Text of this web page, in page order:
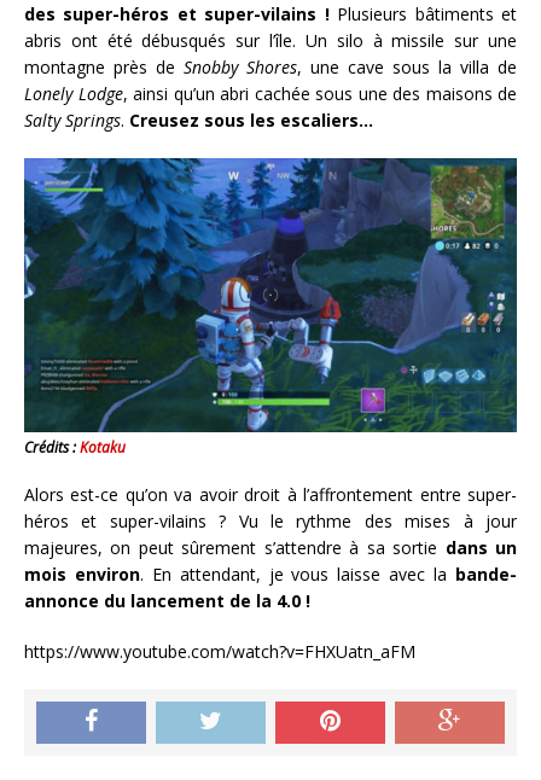
des super-héros et super-vilains !Plusieurs bâtiments et
abris ont été débusqués sur l’île. Un silo à missile sur une
montagne près de Snobby Shores, une cave sous la villa de
Lonely Lodge, ainsi qu’un abri cachée sous une des maisons de
Salty Springs. Creusez sous les escaliers…
Crédits :Kotaku
Alors est-ce qu’on va avoir droit à l’affrontement entre super-
héros et super-vilains ? Vu le rythme des mises à jour
majeures, on peut sûrement s’attendre à sa sortie dans un
mois environ. En attendant, je vous laisse avec la bande-
annonce du lancement de la 4.0 !
https://www.youtube.com/watch?v=FHXUatn_aFM